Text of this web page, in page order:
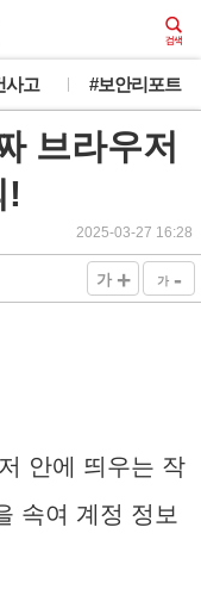
사고 #보안리포트
브라우저
!
2025-03-27 16:28
가 + 가 -
안에 띄우는 작
속여 계정 정보